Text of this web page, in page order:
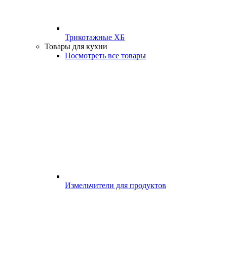
Трикотажные ХБ
Товары для кухни
Посмотреть все товары
Измельчители для продуктов